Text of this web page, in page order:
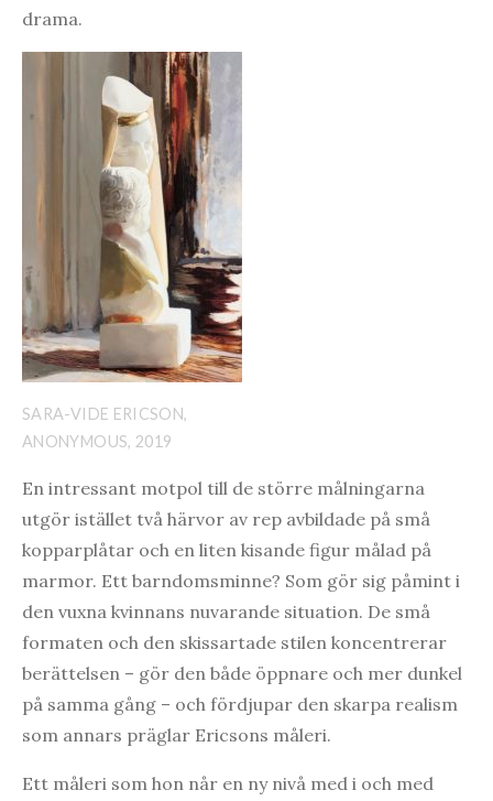
drama.
SARA-VIDE ERICSON,
ANONYMOUS, 2019
En intressant motpol till de större målningarna
utgör istället två härvor av rep avbildade på små
kopparplåtar och en liten kisande figur målad på
marmor. Ett barndomsminne? Som gör sig påmint i
den vuxna kvinnans nuvarande situation. De små
formaten och den skissartade stilen koncentrerar
berättelsen – gör den både öppnare och mer dunkel
på samma gång – och fördjupar den skarpa realism
som annars präglar Ericsons måleri.
Ett måleri som hon når en ny nivå med i och med